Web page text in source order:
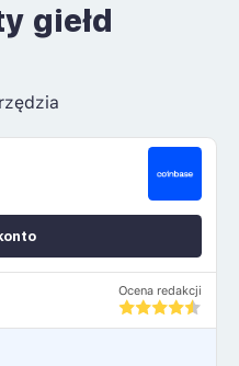
giełd
Ocena redakcji